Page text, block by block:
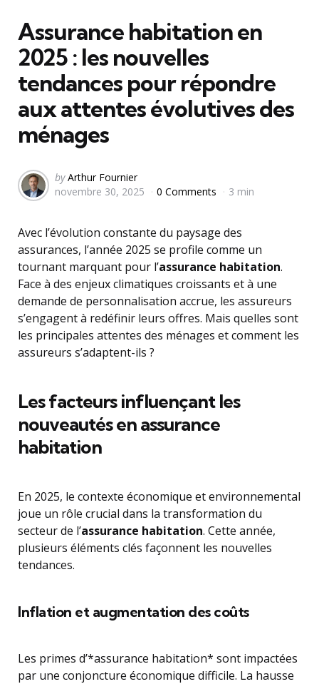
Assurance habitation en
2025 : les nouvelles
tendances pour répondre
aux attentes évolutives des
ménages
Posted
by
by Arthur Fournier
novembre 30, 2025
0 Comments 3 min
Avec l’évolution constante du paysage des
assurances, l’année 2025 se profile comme un
tournant marquant pour l’assurance habitation.
Face à des enjeux climatiques croissants et à une
demande de personnalisation accrue, les assureurs
s’engagent à redéfinir leurs offres. Mais quelles sont
les principales attentes des ménages et comment les
assureurs s’adaptent-ils ?
Les facteurs influençant les
nouveautés en assurance
habitation
En 2025, le contexte économique et environnemental
joue un rôle crucial dans la transformation du
secteur de l’assurance habitation. Cette année,
plusieurs éléments clés façonnent les nouvelles
tendances.
Inflation et augmentation des coûts
Les primes d’*assurance habitation* sont impactées
par une conjoncture économique difficile. La hausse